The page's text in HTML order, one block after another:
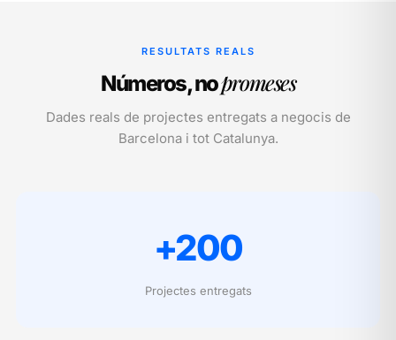
RESULTATS REALS
Números, nopromeses
Dades reals de projectes entregats a negocis de
Barcelona i tot Catalunya.
+200
Projectes entregats